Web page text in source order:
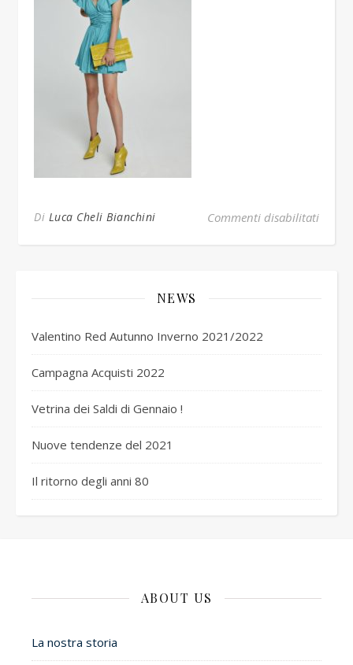
Di Luca Cheli Bianchini Commenti disabilitatisu
NEWS
Valentino Red Autunno Inverno 2021/2022
Campagna Acquisti 2022
Vetrina dei Saldi di Gennaio !
Nuove tendenze del 2021
Il ritorno degli anni 80
ABOUT US
La nostra storia